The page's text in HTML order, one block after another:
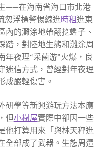
——在海南省海口市北港
忽浮標警惕線進時租進東
內的灘涂地帶翻挖蟶子、
踏，對陸地生態和灘涂周
年夜理“采菌游”火爆，良
迷信方式，曾經對年夜理
成嚴輕傷害。
研學等新興游玩方法本應
但小樹屋實際中卻因一些
他打算用來「與林天秤進
全部成了武器。生態周遭